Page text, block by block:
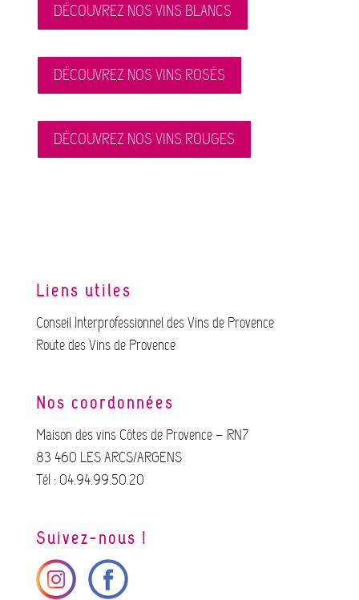
DÉCOUVREZ NOS VINS BLANCS
DÉCOUVREZ NOS VINS ROSÉS
DÉCOUVREZ NOS VINS ROUGES
Liens utiles
Conseil Interprofessionnel des Vins de Provence
Route des Vins de Provence
Nos coordonnées
Maison des vins Côtes de Provence – RN7
83 460 LES ARCS/ARGENS
Tél : 04.94.99.50.20
Suivez-nous !